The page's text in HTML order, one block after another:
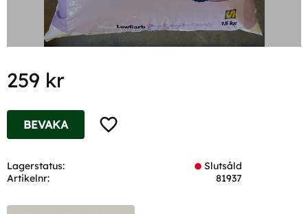
259 kr
Lägg till i favoriter
BEVAKA
Lagerstatus
Slutsåld
Artikelnr
81937